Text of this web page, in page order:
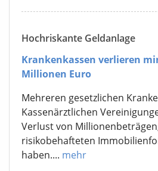
Hochriskante Geldanlage
Krankenkassen verlieren
Millionen Euro
Mehreren gesetzlichen
Kassenärztlichen
Verlust von
risikobehafteten
haben.... mehr